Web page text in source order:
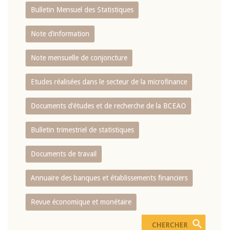
Bulletin Mensuel des Statistiques
Note d’information
Note mensuelle de conjoncture
Etudes réalisées dans le secteur de la microfinance
Documents d’études et de recherche de la BCEAO
Bulletin trimestriel de statistiques
Documents de travail
Annuaire des banques et établissements financiers
Revue économique et monétaire